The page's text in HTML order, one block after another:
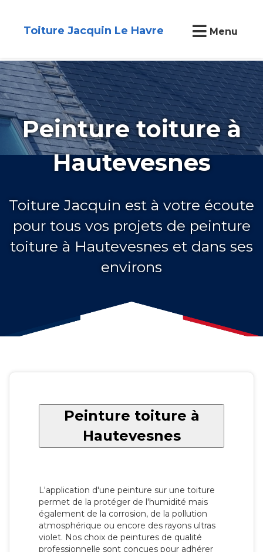
Toiture Jacquin Le Havre Menu
Peinture toiture à
Hautevesnes
Toiture Jacquin est à votre écoute
pour tous vos projets de peinture
toiture à Hautevesnes et dans ses
environs
Peinture toiture à
Hautevesnes
L'application d'une peinture sur une toiture
permet de la protéger de l'humidité mais
également de la corrosion, de la pollution
atmosphérique ou encore des rayons ultras
violet. Nos choix de peintures de qualité
professionnelle sont conçues pour adhérer